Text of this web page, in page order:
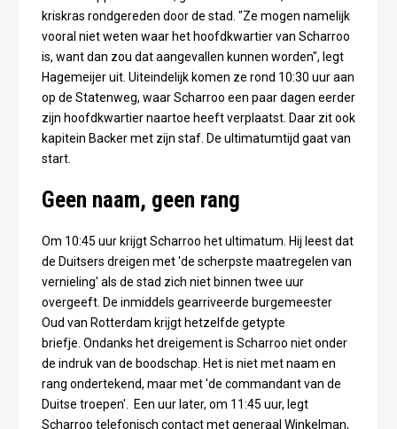
kriskras rondgereden door de stad. "Ze mogen namelijk
vooral niet weten waar het hoofdkwartier van Scharroo
is, want dan zou dat aangevallen kunnen worden", legt
Hagemeijer uit. Uiteindelijk komen ze rond 10:30 uur aan
op de Statenweg, waar Scharroo een paar dagen eerder
zijn hoofdkwartier naartoe heeft verplaatst. Daar zit ook
kapitein Backer met zijn staf. De ultimatumtijd gaat van
start.
Geen naam, geen rang
Om 10:45 uur krijgt Scharroo het ultimatum. Hij leest dat
de Duitsers dreigen met 'de scherpste maatregelen van
vernieling' als de stad zich niet binnen twee uur
overgeeft. De inmiddels gearriveerde burgemeester
Oud van Rotterdam krijgt hetzelfde getypte
briefje. Ondanks het dreigement is Scharroo niet onder
de indruk van de boodschap. Het is niet met naam en
rang ondertekend, maar met 'de commandant van de
Duitse troepen'. Een uur later, om 11:45 uur, legt
Scharroo telefonisch contact met generaal Winkelman,